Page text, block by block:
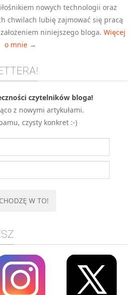
MOBILE
Android
WERSJI
Git
SQL
MySQL
SIECI
EXCEL
BIZNES
GODZINACH
nowych technologii oraz
chwilach lubię zajmować się pracą
niniejszego bloga. Więcej
o mnie →
czytelników bloga!
z nowymi artykułami.
czysty konkret :-)